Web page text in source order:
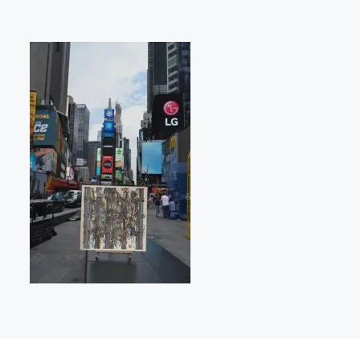
Visitas a los ateliers o talleres de artistas
Presse
Qué dicen de nosotros?
Aviso legal
Política de cookies
Expositions
Bruit de gommettes Paris 2025